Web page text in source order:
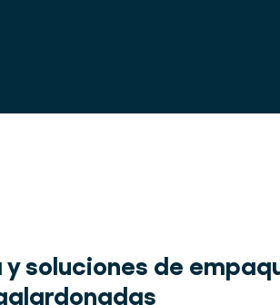
y soluciones de